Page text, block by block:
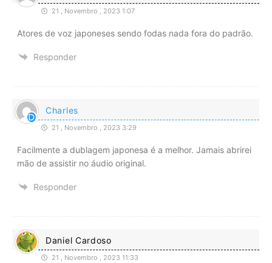
21 , Novembro , 2023 1:07
Atores de voz japoneses sendo fodas nada fora do padrão.
Responder
Charles
21 , Novembro , 2023 3:29
Facilmente a dublagem japonesa é a melhor. Jamais abrirei
mão de assistir no áudio original.
Responder
Daniel Cardoso
21 , Novembro , 2023 11:33